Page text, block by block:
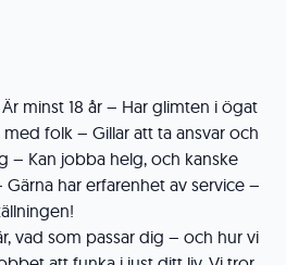
minst 18 år – Har glimten i ögat
folk – Gillar att ta ansvar och
– Kan jobba helg, och kanske
har erfarenhet av service –
vad som passar dig – och hur vi